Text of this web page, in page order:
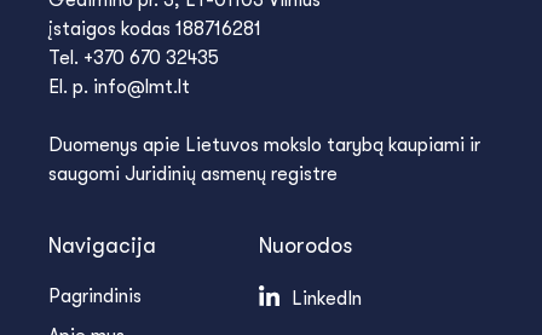
įstaigos kodas 188716281
Tel. +370 670 32435
El. p. info@lmt.lt
Duomenys apie Lietuvos mokslo tarybą kaupiami ir
saugomi Juridinių asmenų registre
Navigacija
Pagrindinis
Nuorodos
LinkedIn